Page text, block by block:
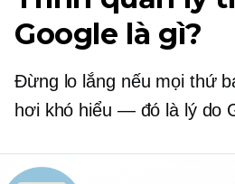
Google là gì?
Đừng lo lắng nếu mọi thứ
hơi khó hiểu — đó là lý do